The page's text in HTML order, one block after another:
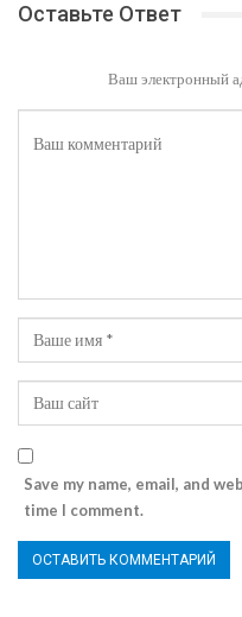
Оставьте Ответ
Ваш электронный
Save my name, email, and
time I comment.